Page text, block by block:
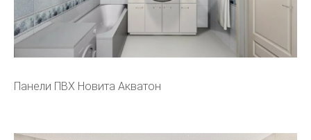
Панели ПВХ Новита Акватон